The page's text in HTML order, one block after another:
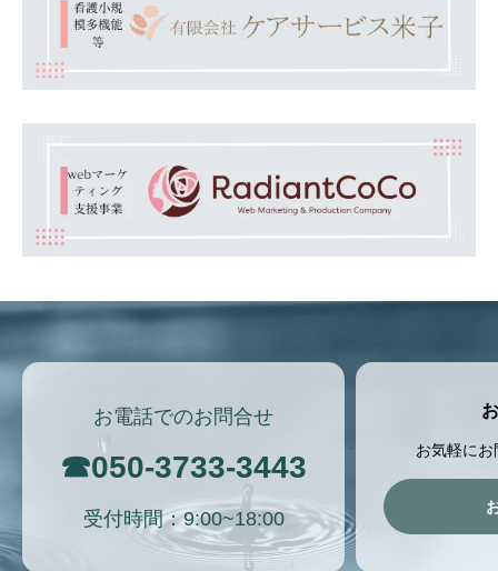
お電話でのお問合せ
☎050-3733-3443
受付時間：9:00~18:00
お気軽に